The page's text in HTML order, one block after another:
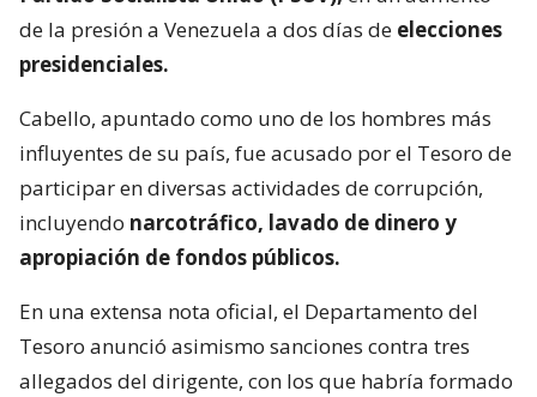
de la presión a Venezuela a dos días de elecciones
presidenciales.
Cabello, apuntado como uno de los hombres más
influyentes de su país, fue acusado por el Tesoro de
participar en diversas actividades de corrupción,
incluyendo narcotráfico, lavado de dinero y
apropiación de fondos públicos.
En una extensa nota oficial, el Departamento del
Tesoro anunció asimismo sanciones contra tres
allegados del dirigente, con los que habría formado